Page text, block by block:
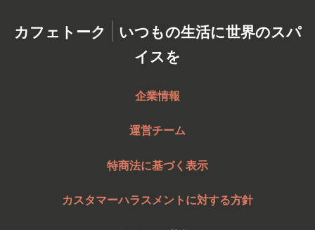
カフェトーク | いつもの生活に世界のスパ
イスを
企業情報
運営チーム
特商法に基づく表示
カスタマーハラスメントに対する方針